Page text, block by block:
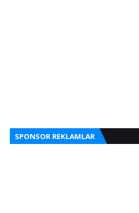
SPONSOR REKLAMLAR